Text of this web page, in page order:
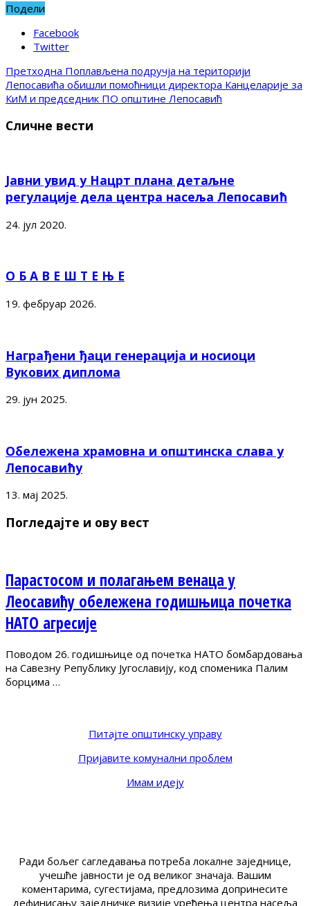
Подели
Facebook
Twitter
Претходна Поплављена подручја на територији
Лепосавића обишли помоћници директора Канцеларије за
КиМ и председник ПО општине Лепосавић
Сличне вести
Јавни увид у Нацрт плана детаљне
регулације дела центра насеља Лепосавић
24. јул 2020.
О Б А В Е Ш Т Е Њ Е
19. фебруар 2026.
Награђени ђаци генерација и носиоци
Вукових диплома
29. јун 2025.
Обележена храмовна и општинска слава у
Лепосавићу
13. мај 2025.
Погледајте и ову вест
Парастосом и полагањем венаца у
Леосавићу обележена годишњица почетка
НАТО агресије
Поводом 26. годишњице од почетка НАТО бомбардовања
на Савезну Републику Југославију, код споменика Палим
борцима …
Питајте општинску управу
Пријавите комунални проблем
Имам идеју
Ради бољег сагледавања потреба локалне заједнице,
учешће јавности је од великог значаја. Вашим
коментарима, сугестијама, предлозима допринесите
дефинисању заједничке визије уређења центра насеља